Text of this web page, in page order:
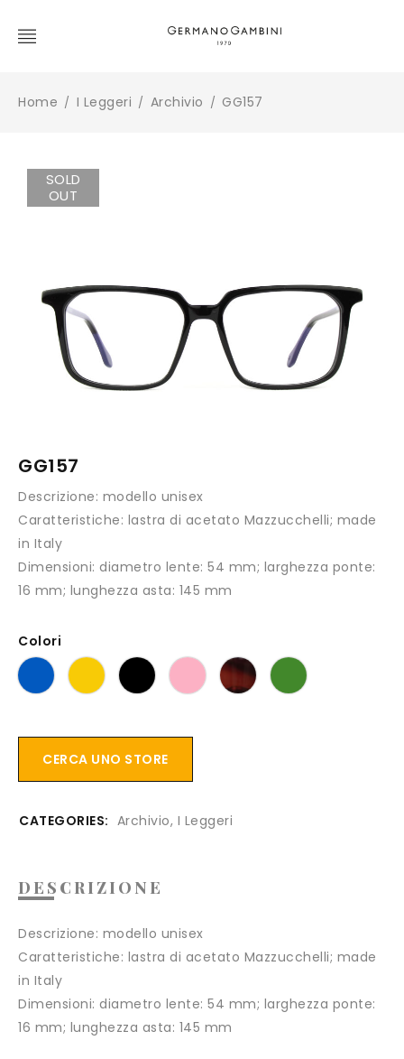
Home / I Leggeri / Archivio / GG157
SOLD
OUT
GG157
Descrizione: modello unisex
Caratteristiche: lastra di acetato Mazzucchelli; made
in Italy
Dimensioni: diametro lente: 54 mm; larghezza ponte:
16 mm; lunghezza asta: 145 mm
Colori
CERCA UNO STORE
CATEGORIES: Archivio, I Leggeri
DESCRIZIONE
Descrizione: modello unisex
Caratteristiche: lastra di acetato Mazzucchelli; made
in Italy
Dimensioni: diametro lente: 54 mm; larghezza ponte:
16 mm; lunghezza asta: 145 mm